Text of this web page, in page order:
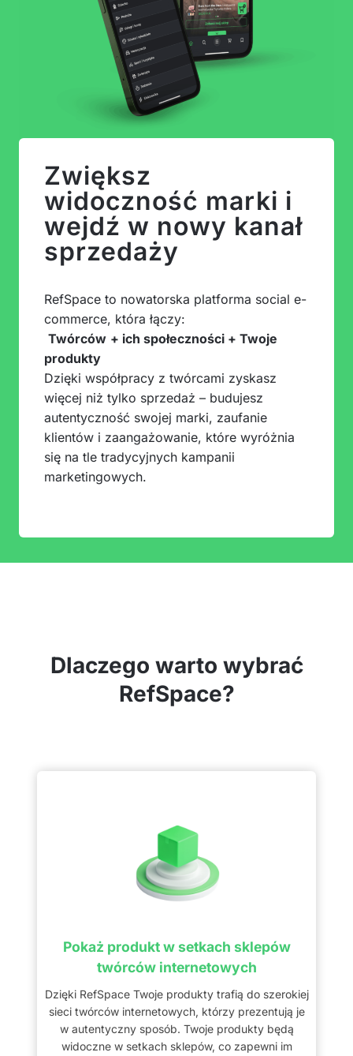
Zwiększ
widoczność marki i
wejdź w nowy kanał
sprzedaży
RefSpace to nowatorska platforma social e-
commerce, która łączy:
Twórców + ich społeczności + Twoje
produkty
Dzięki współpracy z twórcami zyskasz
więcej niż tylko sprzedaż – budujesz
autentyczność swojej marki, zaufanie
klientów i zaangażowanie, które wyróżnia
się na tle tradycyjnych kampanii
marketingowych.
Dlaczego warto wybrać
RefSpace?
Pokaż produkt w setkach sklepów
twórców internetowych
Dzięki RefSpace Twoje produkty trafią do szerokiej
sieci twórców internetowych, którzy prezentują je
w autentyczny sposób. Twoje produkty będą
widoczne w setkach sklepów, co zapewni im